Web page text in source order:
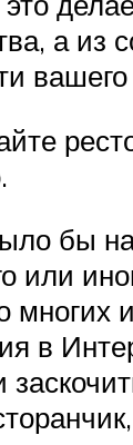
а из
бы
или
многих
в